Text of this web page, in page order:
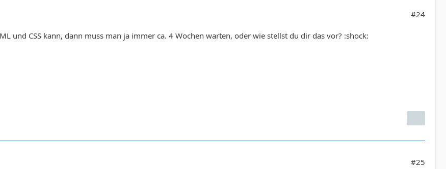
#24
und CSS kann, dann muss man ja immer ca. 4 Wochen warten, oder wie stellst du dir das vor? :shock:
#25